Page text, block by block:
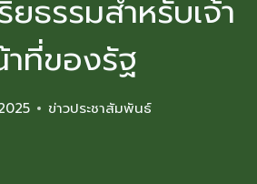
ธรรมสำหรับเจ้า
ที่ของรัฐ
ข่าวประชาสัมพันธ์